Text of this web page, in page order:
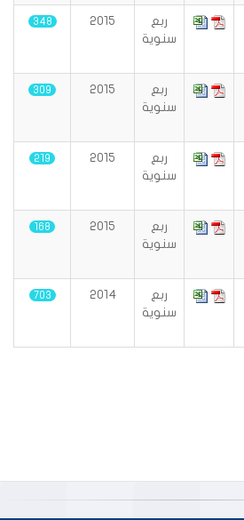
ربع
سنوية
2015
348
ربع
سنوية
2015
309
ربع
سنوية
2015
219
ربع
سنوية
2015
168
ربع
سنوية
2014
703